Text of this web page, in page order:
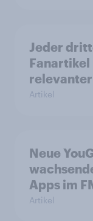
Jeder
Fanartikel
relevanter
Artikel
Neue
Apps im
Artikel